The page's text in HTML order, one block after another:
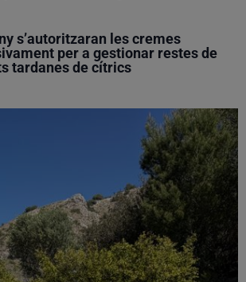
s’autoritzaran les cremes
per a gestionar restes de
tardanes de cítrics